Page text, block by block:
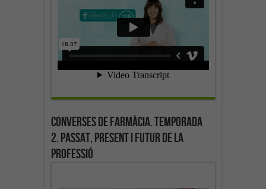
Converses de farmàcia. Temporada
2. Passat, present i futur de la
professió